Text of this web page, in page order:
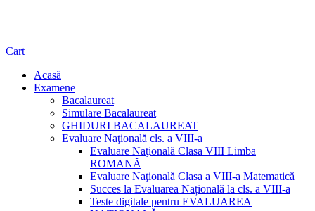
Cart
Acasă
Examene
Bacalaureat
Simulare Bacalaureat
GHIDURI BACALAUREAT
Evaluare Naţională cls. a VIII-a
Evaluare Naţională Clasa VIII Limba
ROMANĂ
Evaluare Naţională Clasa a VIII-a Matematică
Succes la Evaluarea Națională la cls. a VIII-a
Teste digitale pentru EVALUAREA